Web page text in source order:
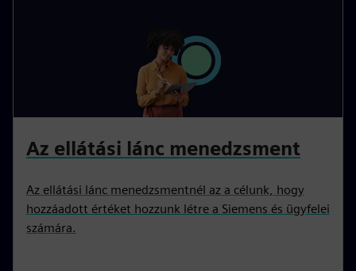
Az ellátási lánc menedzsment
Az ellátási lánc menedzsmentnél az a célunk, hogy
hozzáadott értéket hozzunk létre a Siemens és ügyfelei
számára.